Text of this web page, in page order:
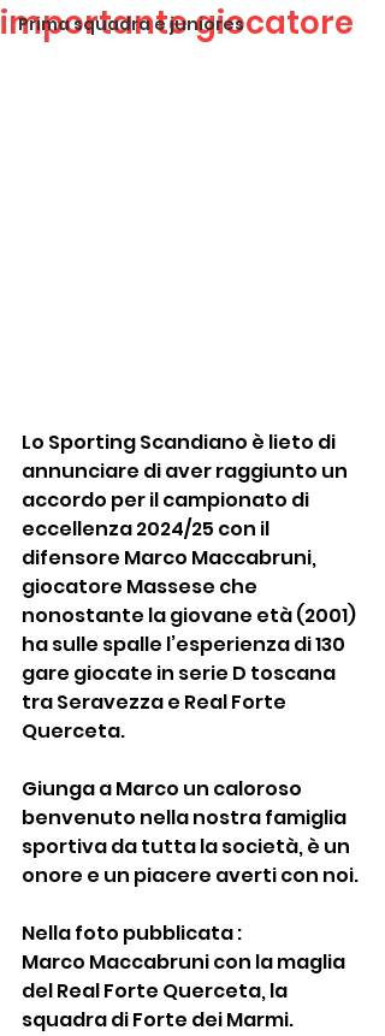
Prima squadra e juniores
importante giocatore
Lo Sporting Scandiano è lieto di
annunciare di aver raggiunto un
accordo per il campionato di
eccellenza 2024/25 con il
difensore Marco Maccabruni,
giocatore Massese che
nonostante la giovane età (2001)
ha sulle spalle l’esperienza di 130
gare giocate in serie D toscana
tra Seravezza e Real Forte
Querceta.
Giunga a Marco un caloroso
benvenuto nella nostra famiglia
sportiva da tutta la società, è un
onore e un piacere averti con noi.
Nella foto pubblicata :
Marco Maccabruni con la maglia
del Real Forte Querceta, la
squadra di Forte dei Marmi.